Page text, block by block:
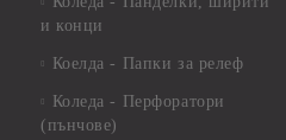
и конци
Коелда - Папки за релеф
Коледа - Перфоратори
(пънчове)